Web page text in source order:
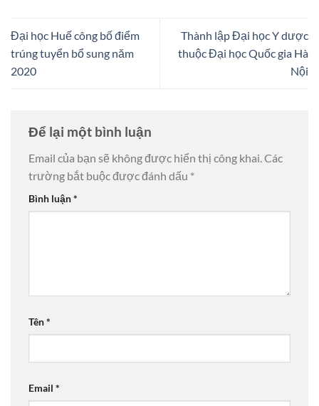
Đại học Huế công bố điểm
trúng tuyển bổ sung năm
2020
Thành lập Đại học Y dược
thuộc Đại học Quốc gia Hà
Nội
Để lại một bình luận
Email của bạn sẽ không được hiển thị công khai.Các
trường bắt buộc được đánh dấu *
Bình luận*
Tên*
Email *